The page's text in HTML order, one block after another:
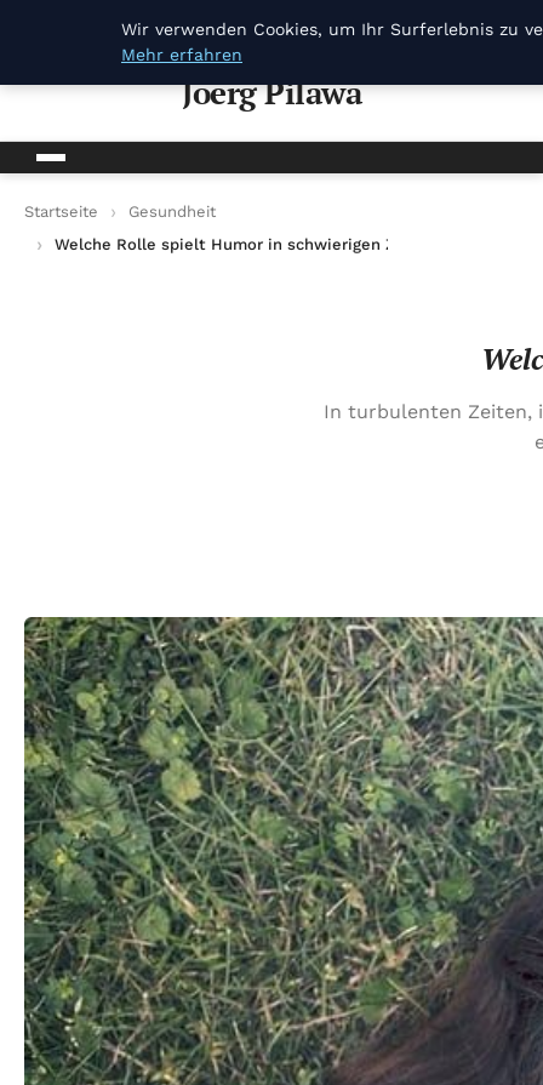
Joerg Pilawa
Startseite
Gesundheit
Welche Rolle spielt Humor in schwierigen Zeiten?
In turbulenten Zeiten,
Wir verwenden Cookies, um Ihr Surferlebnis zu
Mehr erfahren